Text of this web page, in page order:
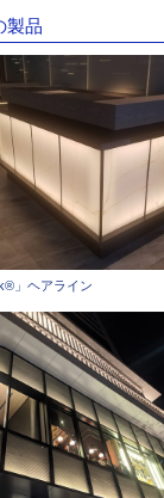
製品
」ヘアライン